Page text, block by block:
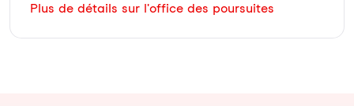
Plus de détails sur l'office des poursuites